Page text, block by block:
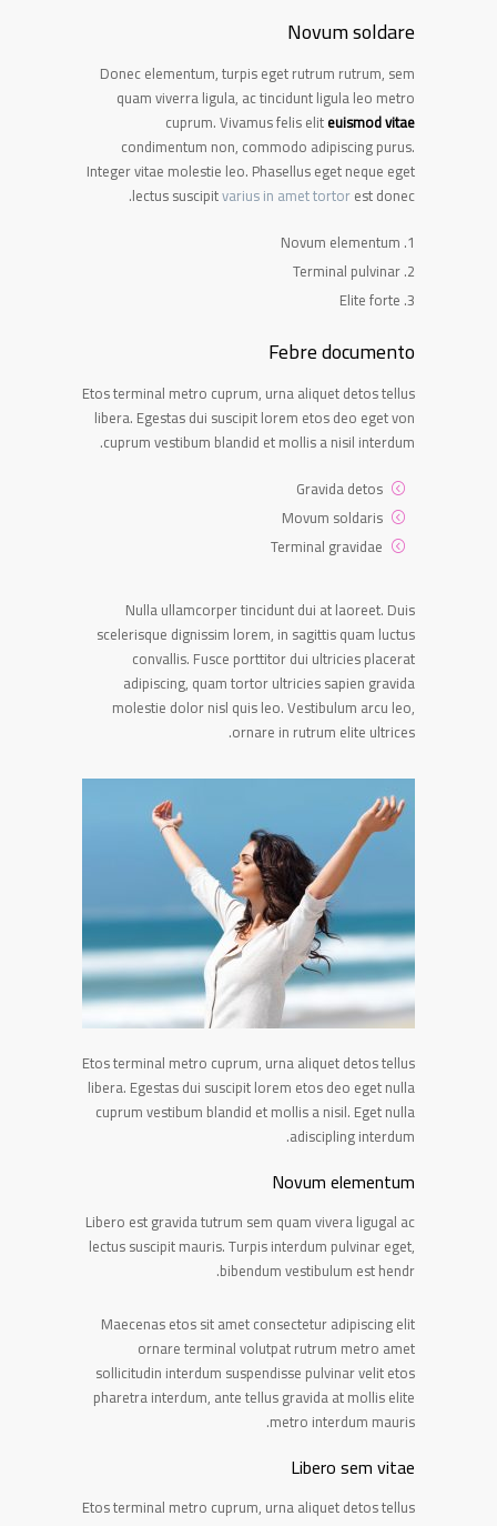
Novum soldare
Donec elementum, turpis eget rutrum rutrum, sem
quam viverra ligula, ac tincidunt ligula leo metro
cuprum. Vivamus felis eliteuismod vitae
condimentum non, commodo adipiscing purus.
Integer vitae molestie leo. Phasellus eget neque eget
lectus suscipitvarius in amet tortorest donec.
Novum elementum
Terminal pulvinar
Elite forte
Febre documento
Etos terminal metro cuprum, urna aliquet detos tellus
libera. Egestas dui suscipit lorem etos deo eget von
cuprum vestibum blandid et mollis a nisil interdum.
Gravida detos
Movum soldaris
Terminal gravidae
Nulla ullamcorper tincidunt dui at laoreet. Duis
scelerisque dignissim lorem, in sagittis quam luctus
convallis. Fusce porttitor dui ultricies placerat
adipiscing, quam tortor ultricies sapien gravida
molestie dolor nisl quis leo. Vestibulum arcu leo,
ornare in rutrum elite ultrices.
Etos terminal metro cuprum, urna aliquet detos tellus
libera. Egestas dui suscipit lorem etos deo eget nulla
cuprum vestibum blandid et mollis a nisil. Eget nulla
adiscipling interdum.
Novum elementum
Libero est gravida tutrum sem quam vivera ligugal ac
lectus suscipit mauris. Turpis interdum pulvinar eget,
bibendum vestibulum est hendr.
Maecenas etos sit amet consectetur adipiscing elit
ornare terminal volutpat rutrum metro amet
sollicitudin interdum suspendisse pulvinar velit etos
pharetra interdum, ante tellus gravida at mollis elite
metro interdum mauris.
Libero sem vitae
Etos terminal metro cuprum, urna aliquet detos tellus